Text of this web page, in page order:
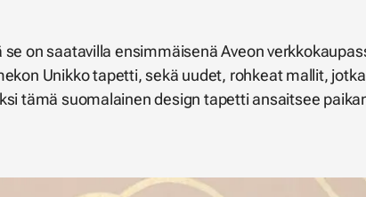
on saatavilla ensimmäisenä Aveon
Unikko tapetti, sekä uudet, rohkeat mallit, jotka
tämä suomalainen design tapetti ansaitsee